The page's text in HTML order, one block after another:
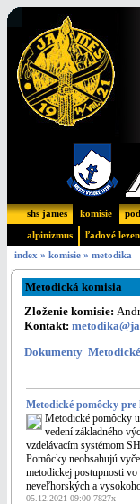
shs james komisie
alpinizmus ľadové
index » komisie » metodika
Metodická komisia
Zloženie komisie:
Kontakt:
Dokumenty
Metodické pomôcky pre
Metodické pomôcky
vedení základného
vzdelávacím systémom
Pomôcky neobsahujú
metodickej postupnosti
neveľhorských a
05.12.2021 09:00 7827x